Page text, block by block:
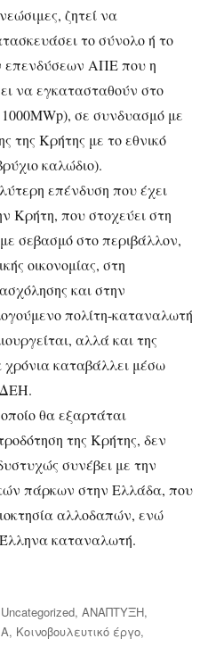
ζητεί να
το σύνολο ή το
επενδύσεων ΑΠΕ που η
να εγκατασταθούν στο
σε συνδυασμό με
της Κρήτης με το εθνικό
καλώδιο).
επένδυση που έχει
Κρήτη, που στοχεύει στη
σεβασμό στο περιβάλλον,
οικονομίας, στη
και στην
πολίτη-καταναλωτή
αλλά και της
καταβάλλει μέσω
θα εξαρτάται
της Κρήτης, δεν
συνέβει με την
πάρκων στην Ελλάδα, που
αλλοδαπών, ενώ
καταναλωτή.
Στρατάκη στην προσπάθεια της
Categories
Uncategorized,ΑΝΑΠΤΥΞΗ,
, Κοινοβουλευτικό έργο,